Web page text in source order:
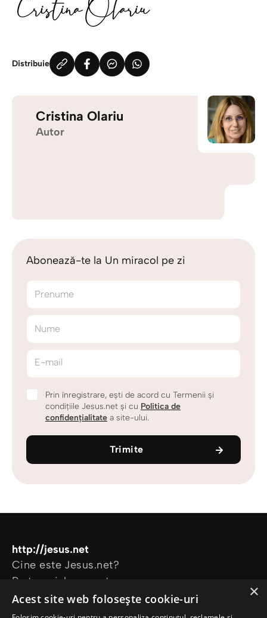
Distribuie
Cristina Olariu
Autor
Abonează-te la Un miracol pe zi
Prenume
Nume
E-mail
Prin înregistrare, ești de acord cu Termenii și
condițiile Jesus.net și cu Politica de
confidențialitate a site-ului.
Trimite
http://jesus.net
Cine este Jesus.net?
Parteneri Jesus.net
Alătură-te comunității Jesus.net
Explorează
×
Acest site web folosește cookie-uri